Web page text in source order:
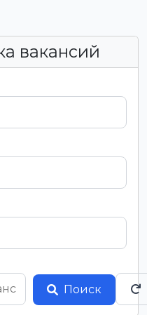
вакансий
Поиск